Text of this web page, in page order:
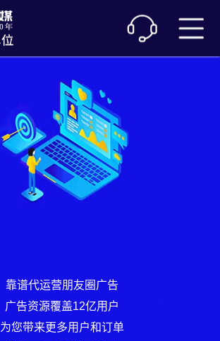
靠谱代运营朋友圈广告
广告资源覆盖12亿用户
为您带来更多用户和订单